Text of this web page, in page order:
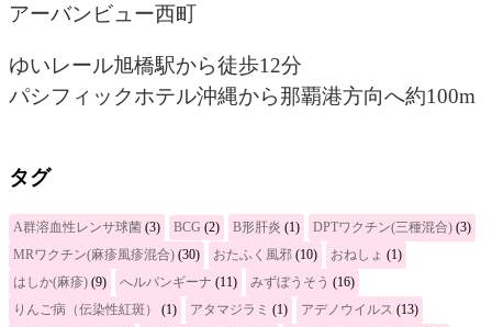
アーバンビュー西町
ゆいレール旭橋駅から徒歩12分
パシフィックホテル沖縄から那覇港方向へ約100m
タグ
A群溶血性レンサ球菌 (3) BCG (2) B形肝炎 (1) DPTワクチン(三種混合) (3)
MRワクチン(麻疹風疹混合) (30) おたふく風邪 (10) おねしょ (1)
はしか(麻疹) (9) へルパンギーナ (11) みずぼうそう (16)
りんご病（伝染性紅斑）
(1) アタマジラミ (1) アデノウイルス (13)